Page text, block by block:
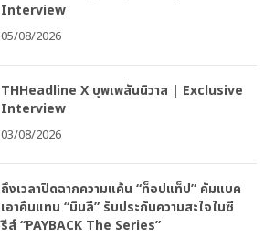
Interview
05/08/2026
THHeadline X บุพเพสันนิวาส | Exclusive
Interview
03/08/2026
ถึงเวลาปิดฉากความแค้น “ท็อปแท็ป” คัมแบค
เอาคืนแทน “มินลี” รับประกันความสะใจในซี
รีส์ “PAYBACK The Series”